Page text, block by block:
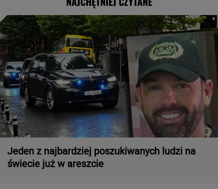
Jeden z najbardziej poszukiwanych ludzi na
świecie już w areszcie